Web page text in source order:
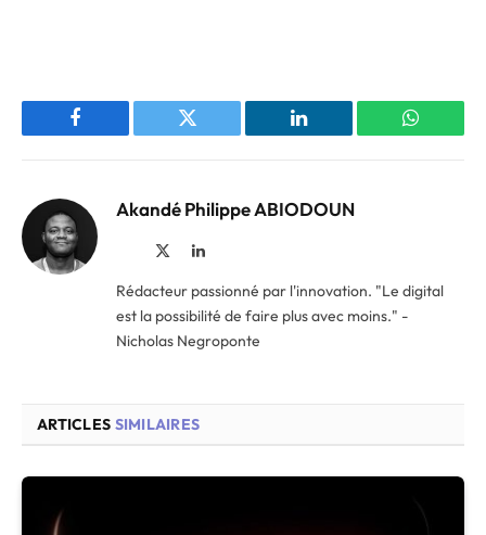
Facebook Twitter LinkedIn
Akandé Philippe ABIODOUN
LinkedIn
Rédacteur passionné par l'innovation. "Le digital
est la possibilité de faire plus avec moins." -
Nicholas Negroponte
ARTICLES SIMILAIRES